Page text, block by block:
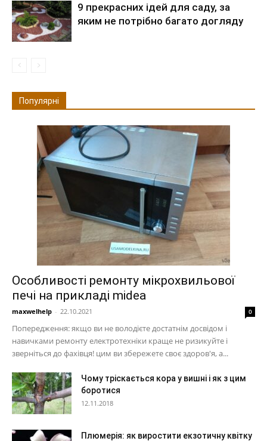
9 прекрасних ідей для саду, за
яким не потрібно багато догляду
Популярні
Особливості ремонту мікрохвильової
печі на прикладі midea
maxwelhelp - 22.10.2021 0
Попередження: якщо ви не володієте достатнім досвідом і
навичками ремонту електротехніки краще не ризикуйте і
зверніться до фахівця! цим ви збережете своє здоров'я, а...
Чому тріскається кора у вишні і як з цим
боротися
12.11.2018
Плюмерія: як виростити екзотичну квітку